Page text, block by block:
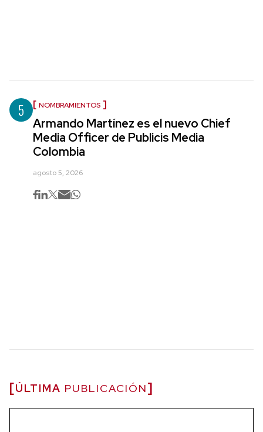
5 NOMBRAMIENTOS
Armando Martínez es el nuevo Chief
Media Officer de Publicis Media
Colombia
agosto 5, 2026
ÚLTIMA PUBLICACIÓN